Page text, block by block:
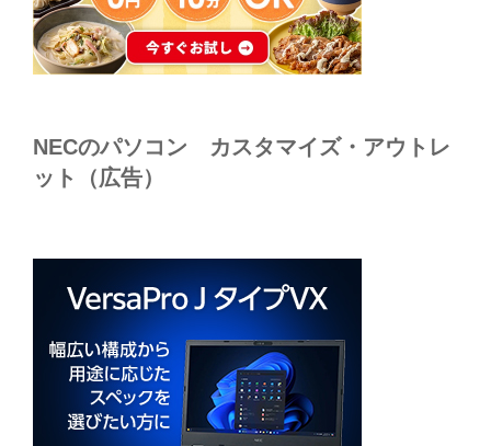
NECのパソコン カスタマイズ・アウトレ
ット（広告）